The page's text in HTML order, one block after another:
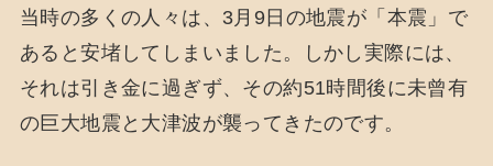
当時の多くの人々は、3月9日の地震が「本震」で
あると安堵してしまいました。しかし実際には、
それは引き金に過ぎず、その約51時間後に未曾有
の巨大地震と大津波が襲ってきたのです。